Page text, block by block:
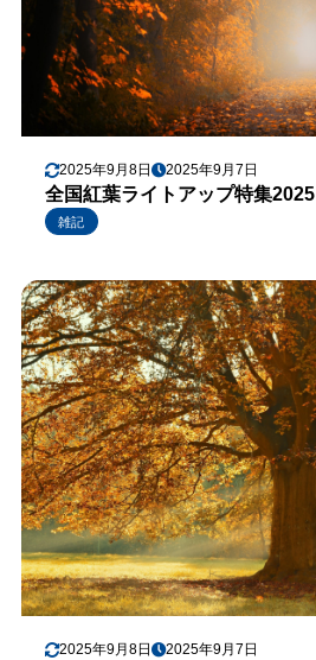
2025年9月8日 2025年9月7日
全国紅葉ライトアップ特集2025
雑記
2025年9月8日 2025年9月7日